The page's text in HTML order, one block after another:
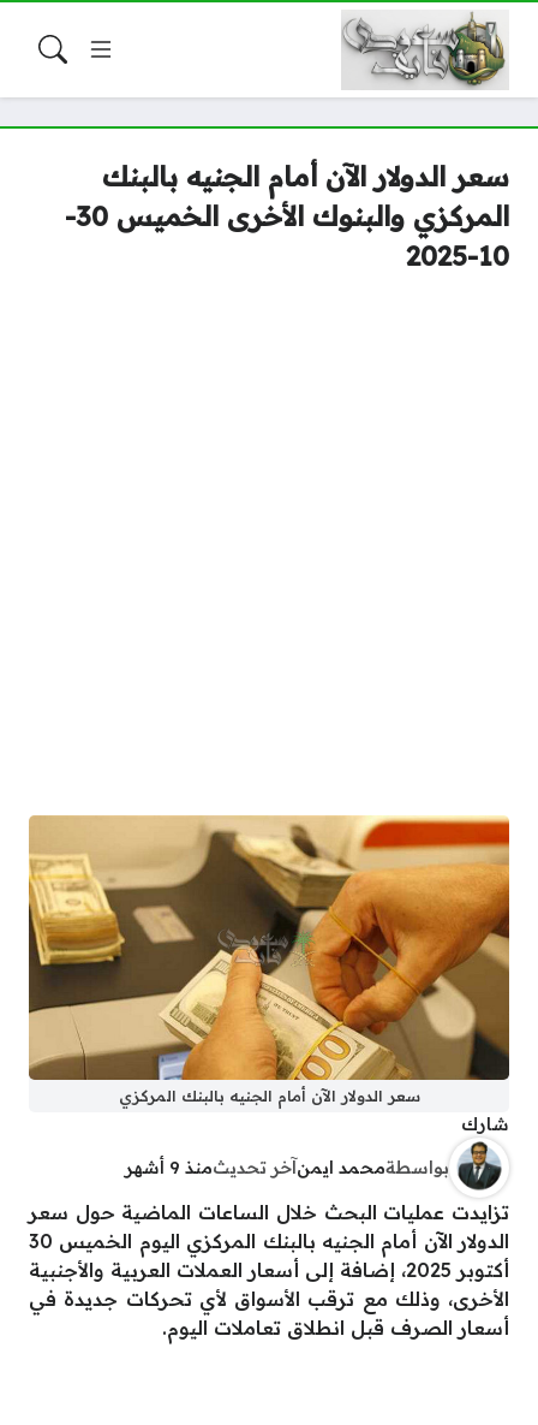
سعر الدولار الآن أمام الجنيه بالبنك
المركزي والبنوك الأخرى الخميس 30-
10-2025
سعر الدولار الآن أمام الجنيه بالبنك المركزي
شارك
بواسطةمحمد ايمنآخر تحديثمنذ 9 أشهر
تزايدت عمليات البحث خلال الساعات الماضية حول سعر
الدولار الآن أمام الجنيه بالبنك المركزي اليوم الخميس 30
أكتوبر 2025، إضافة إلى أسعار العملات العربية والأجنبية
الأخرى، وذلك مع ترقب الأسواق لأي تحركات جديدة في
أسعار الصرف قبل انطلاق تعاملات اليوم.